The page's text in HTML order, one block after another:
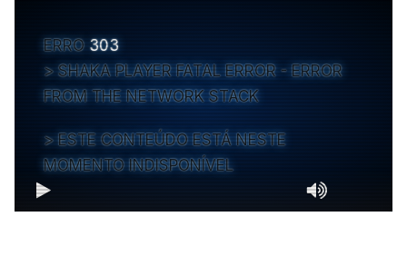
ERRO 303
SHAKA PLAYER FATAL ERROR - ERROR
FROM THE NETWORK STACK
ESTE CONTEÚDO ESTÁ NESTE
MOMENTO INDISPONÍVEL